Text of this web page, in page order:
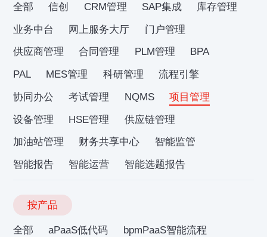
全部 信创 CRM管理 SAP集成
库存管理
业务中台
网上服务大厅
门户管理
供应商管理
合同管理 PLM管理
BPA
PAL
MES管理 科研管理
流程引擎
协同办公
考试管理 NQMS
项目管理
设备管理
HSE管理
供应链管理
加油站管理
财务共享中心
智能监管
智能报告
智能运营 智能选题报告
按产品
全部 aPaaS低代码
bpmPaaS智能流程